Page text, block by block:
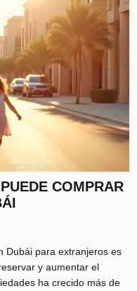
COMPRAR
Dubái para extranjeros es
y aumentar el
ha crecido más de